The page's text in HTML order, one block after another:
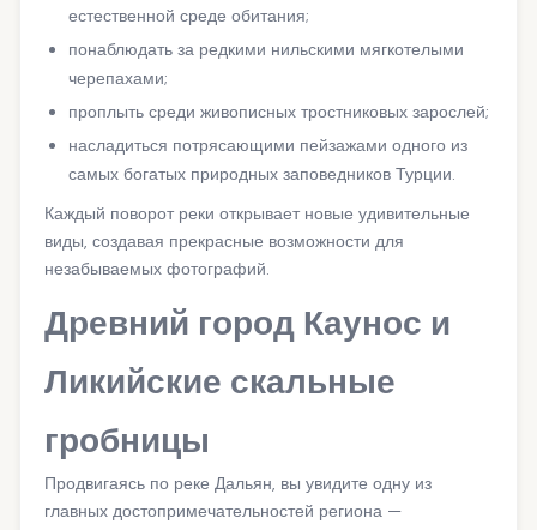
естественной среде обитания;
понаблюдать за редкими нильскими мягкотелыми
черепахами;
проплыть среди живописных тростниковых зарослей;
насладиться потрясающими пейзажами одного из
самых богатых природных заповедников Турции.
Каждый поворот реки открывает новые удивительные
виды, создавая прекрасные возможности для
незабываемых фотографий.
Древний город Каунос и
Ликийские скальные
гробницы
Продвигаясь по реке Дальян, вы увидите одну из
главных достопримечательностей региона —